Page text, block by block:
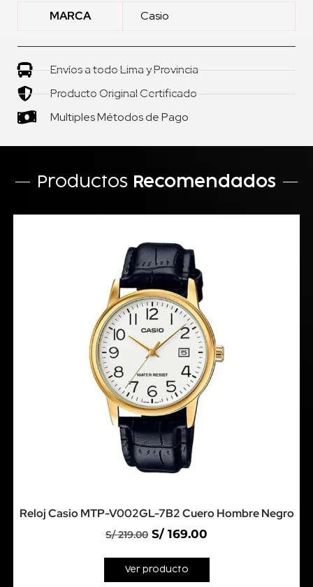
MARCA Casio
Envíos a todo Lima y Provincia
Producto Original Certificado
Multiples Métodos de Pago
Productos Recomendados
Reloj Casio MTP-V002GL-7B2 Cuero Hombre Negro
S/219.00 S/ 169.00
Ver producto